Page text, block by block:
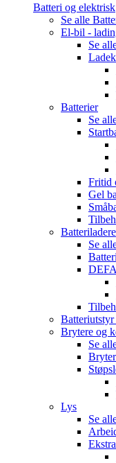
Batteri og elektrisk
Se alle
El-bil -
Se
Batterier
Se
Fritid
Gel
Batteriladere
Se
Batteriutstyr
Brytere og
Se
Lys
Se